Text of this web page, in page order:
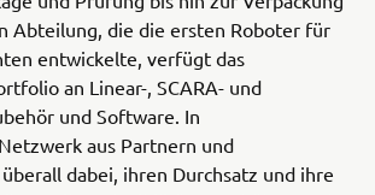
Abteilung, die die ersten Roboter für
entwickelte, verfügt das
an Linear-, SCARA- und
und Software. In
aus Partnern und
dabei, ihren Durchsatz und ihre